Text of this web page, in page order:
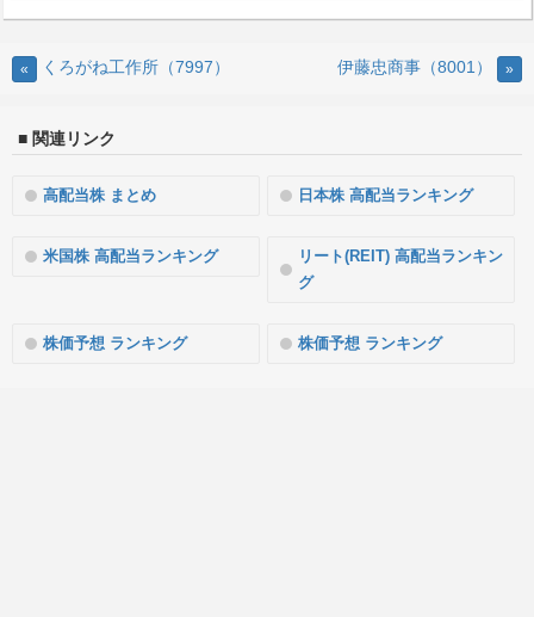
« くろがね工作所（7997） 伊藤忠商事（8001） »
■ 関連リンク
高配当株 まとめ 日本株 高配当ランキング
米国株 高配当ランキング
リート(REIT) 高配当ランキン
グ
株価予想 ランキング 株価予想 ランキング